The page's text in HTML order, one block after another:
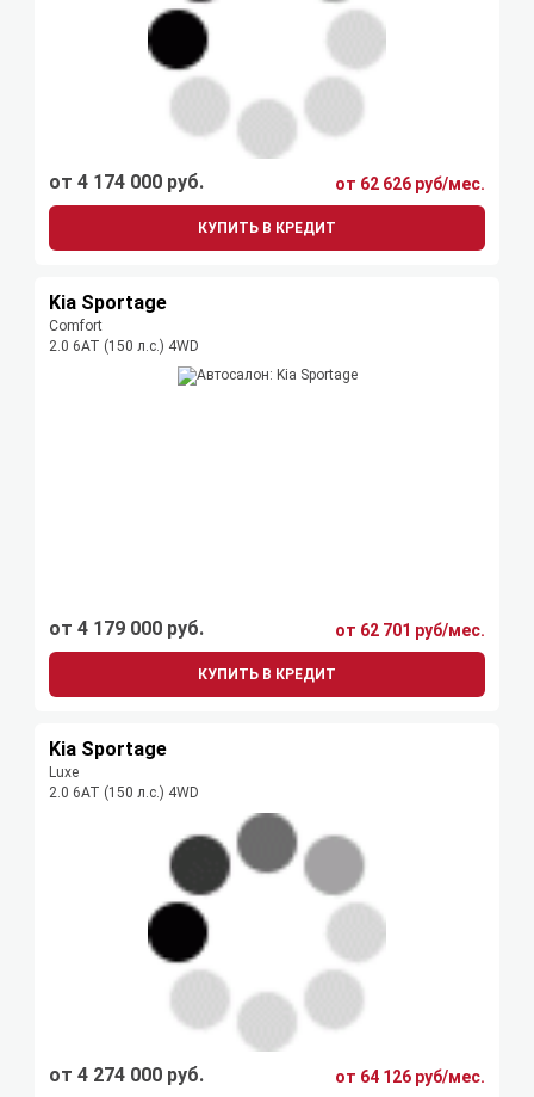
от 4 174 000 руб. от 62 626 руб/мес.
КУПИТЬ В КРЕДИТ
Kia Sportage
Comfort
2.0 6AT (150 л.с.) 4WD
от 4 179 000 руб. от 62 701 руб/мес.
КУПИТЬ В КРЕДИТ
Kia Sportage
Luxe
2.0 6AT (150 л.с.) 4WD
от 4 274 000 руб. от 64 126 руб/мес.